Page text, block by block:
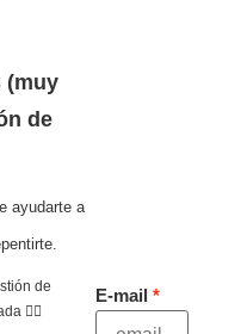
(muy
de
ayudarte a
de
👇🏻
E-mail